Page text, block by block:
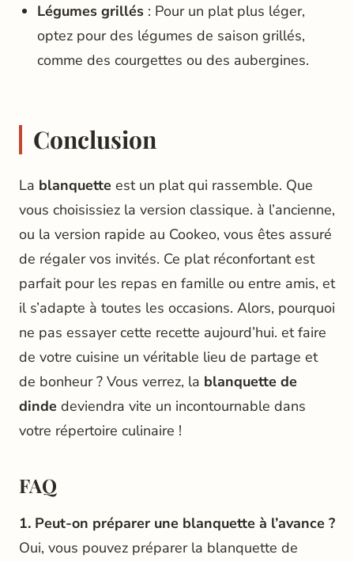
Légumes grillés: Pour un plat plus léger,
optez pour des légumes de saison grillés,
comme des courgettes ou des aubergines.
Conclusion
La blanquette est un plat qui rassemble. Que
vous choisissiez la version classique. à l’ancienne,
ou la version rapide au Cookeo, vous êtes assuré
de régaler vos invités. Ce plat réconfortant est
parfait pour les repas en famille ou entre amis, et
il s’adapte à toutes les occasions. Alors, pourquoi
ne pas essayer cette recette aujourd’hui. et faire
de votre cuisine un véritable lieu de partage et
de bonheur ? Vous verrez, la blanquette de
dinde deviendra vite un incontournable dans
votre répertoire culinaire !
FAQ
1. Peut-on préparer une blanquette à l’avance ?
Oui, vous pouvez préparer la blanquette de